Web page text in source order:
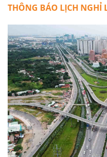
THÔNG BÁO LỊCH NGHỈ